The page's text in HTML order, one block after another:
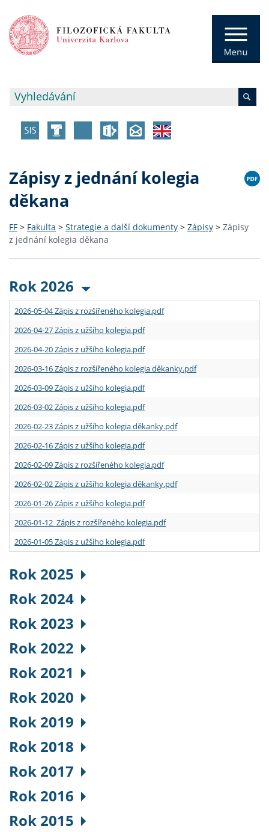
Zápisy z jednání kolegia
děkana
FF > Fakulta > Strategie a další dokumenty > Zápisy > Zápisy
z jednání kolegia děkana
Rok 2026
2026-05-04 Zápis z rozšířeného kolegia.pdf
2026-04-27 Zápis z užšího kolegia.pdf
2026-04-20 Zápis z užšího kolegia.pdf
2026-03-16 Zápis z rozšířeného kolegia děkanky.pdf
2026-03-09 Zápis z užšího kolegia.pdf
2026-03-02 Zápis z užšího kolegia.pdf
2026-02-23 Zápis z užšího kolegia děkanky.pdf
2026-02-16 Zápis z užšího kolegia.pdf
2026-02-09 Zápis z rozšířeného kolegia.pdf
2026-02-02 Zápis z užšího kolegia děkanky.pdf
2026-01-26 Zápis z užšího kolegia.pdf
2026-01-12 Zápis z rozšířeného kolegia.pdf
2026-01-05 Zápis z užšího kolegia.pdf
Rok 2025
Rok 2024
Rok 2023
Rok 2022
Rok 2021
Rok 2020
Rok 2019
Rok 2018
Rok 2017
Rok 2016
Rok 2015